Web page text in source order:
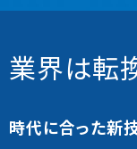
業界は転
時代に合った新